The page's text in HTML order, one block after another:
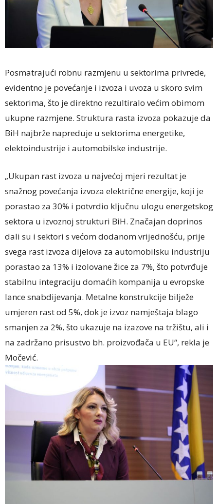
Posmatrajući robnu razmjenu u sektorima privrede,
evidentno je povećanje i izvoza i uvoza u skoro svim
sektorima, što je direktno rezultiralo većim obimom
ukupne razmjene. Struktura rasta izvoza pokazuje da
BiH najbrže napreduje u sektorima energetike,
elektoindustrije i automobilske industrije.
„Ukupan rast izvoza u najvećoj mjeri rezultat je
snažnog povećanja izvoza električne energije, koji je
porastao za 30% i potvrdio ključnu ulogu energetskog
sektora u izvoznoj strukturi BiH. Značajan doprinos
dali su i sektori s većom dodanom vrijednošću, prije
svega rast izvoza dijelova za automobilsku industriju
porastao za 13% i izolovane žice za 7%, što potvrđuje
stabilnu integraciju domaćih kompanija u evropske
lance snabdijevanja. Metalne konstrukcije bilježe
umjeren rast od 5%, dok je izvoz namještaja blago
smanjen za 2%, što ukazuje na izazove na tržištu, ali i
na zadržano prisustvo bh. proizvođača u EU“, rekla je
Močević.